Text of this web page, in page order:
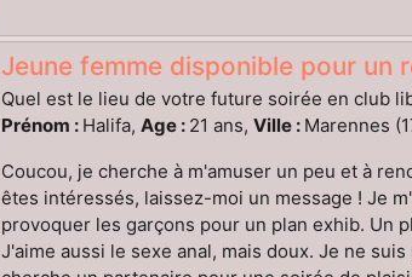
Jeune femme disponible pour un
Quel est le lieu de votre future soirée en club
Prénom : Halifa, Age : 21 ans, Ville : Marennes
Coucou, je cherche à m'amuser un peu et à
êtes intéressés, laissez-moi un message ! Je
provoquer les garçons pour un plan exhib. Un
J'aime aussi le sexe anal, mais doux. Je ne